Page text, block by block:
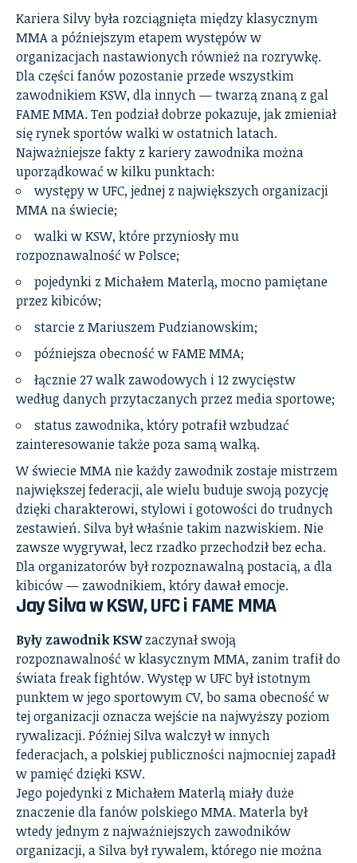
Kariera Silvy była rozciągnięta między klasycznym
MMA a późniejszym etapem występów w
organizacjach nastawionych również na rozrywkę.
Dla części fanów pozostanie przede wszystkim
zawodnikiem KSW, dla innych — twarzą znaną z gal
FAME MMA. Ten podział dobrze pokazuje, jak zmieniał
się rynek sportów walki w ostatnich latach.
Najważniejsze fakty z kariery zawodnika można
uporządkować w kilku punktach:
występy w UFC, jednej z największych organizacji
MMA na świecie;
walki w KSW, które przyniosły mu
rozpoznawalność w Polsce;
pojedynki z Michałem Materlą, mocno pamiętane
przez kibiców;
starcie z Mariuszem Pudzianowskim;
późniejsza obecność w FAME MMA;
łącznie 27 walk zawodowych i 12 zwycięstw
według danych przytaczanych przez media sportowe;
status zawodnika, który potrafił wzbudzać
zainteresowanie także poza samą walką.
W świecie MMA nie każdy zawodnik zostaje mistrzem
największej federacji, ale wielu buduje swoją pozycję
dzięki charakterowi, stylowi i gotowości do trudnych
zestawień. Silva był właśnie takim nazwiskiem. Nie
zawsze wygrywał, lecz rzadko przechodził bez echa.
Dla organizatorów był rozpoznawalną postacią, a dla
kibiców — zawodnikiem, który dawał emocje.
Jay Silva w KSW, UFC i FAME MMA
Były zawodnik KSWzaczynał swoją
rozpoznawalność w klasycznym MMA, zanim trafił do
świata freak fightów. Występ w UFC był istotnym
punktem w jego sportowym CV, bo sama obecność w
tej organizacji oznacza wejście na najwyższy poziom
rywalizacji. Później Silva walczył w innych
federacjach, a polskiej publiczności najmocniej zapadł
w pamięć dzięki KSW.
Jego pojedynki z Michałem Materlą miały duże
znaczenie dla fanów polskiego MMA. Materla był
wtedy jednym z najważniejszych zawodników
organizacji, a Silva był rywalem, którego nie można